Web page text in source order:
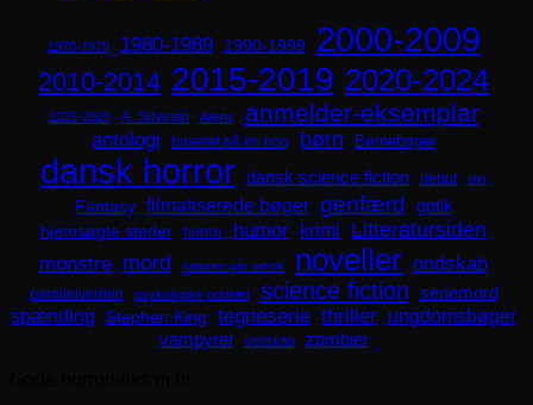
1970-1979 1980-1989 1990-1999 2000-2009
2010-2014 2015-2019 2020-2024
2025-2029 A. Silvestri Aliens anmelder-eksemplar
antologi baseret på en bog børn Børnebøger
dansk horror dansk science fiction debut dyr
Fantasy filmatiserede bøger genfærd
gotik
hjemsøgte steder
horror humor krimi Litteratursiden
monstre mord naturen går amok noveller ondskab
parallelverden psykologisk portræt science fiction seriemord
spænding Stephen King tegneserie thriller ungdomsbøger
vampyrer venskab
zombier